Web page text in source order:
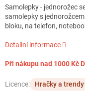
Samolepky - jednorožec
samolepky s
bloku, na telefon,
Detailní informace
Při nákupu nad 1000 Kč
Licence: Hračky a trendy